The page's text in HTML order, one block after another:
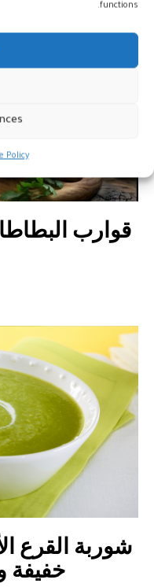
functions.
Policy
قوارب
شوربة القرع
خفيفة